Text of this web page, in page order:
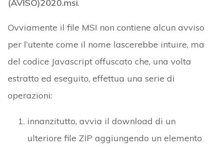
(AVISO)2020.msi.
Ovviamente il file MSI non contiene alcun avviso
per l’utente come il nome lascerebbe intuire, ma
del codice Javascript offuscato che, una volta
estratto ed eseguito, effettua una serie di
operazioni:
innanzitutto, avvia il download di un
ulteriore file ZIP aggiungendo un elemento